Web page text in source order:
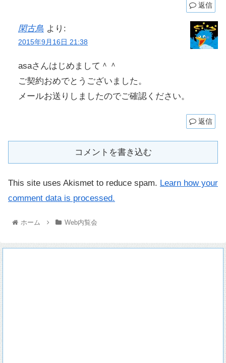
返信
閑古鳥 より:
2015年9月16日 21:38
asaさんはじめまして＾＾
ご契約おめでとうございました。
メールお送りしましたのでご確認ください。
返信
コメントを書き込む
This site uses Akismet to reduce spam. Learn how your
comment data is processed.
ホーム Web内覧会